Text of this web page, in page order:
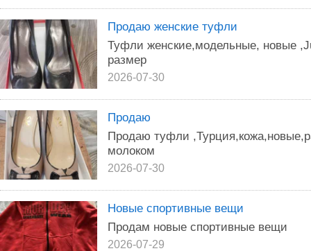
Продаю женские туфли
Туфли женские,модельные, новые
размер
2026-07-30
Продаю
Продаю туфли
молоком
2026-07-30
Новые спортивные вещи
Продам новые спортивные вещи
2026-07-29